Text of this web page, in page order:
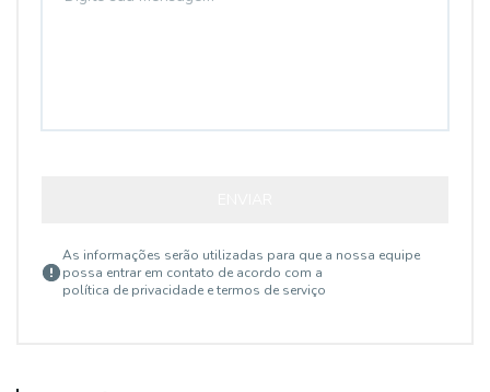
As informações serão utilizadas para que a nossa equipe
possa entrar em contato de acordo com a
política de privacidade e termos de serviço